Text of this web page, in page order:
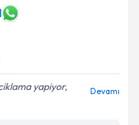
yapiyor,
Devamı